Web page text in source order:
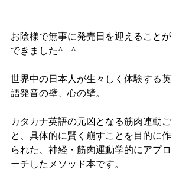
お陰様で無事に発売日を迎えることが
できました^ - ^
世界中の日本人が生々しく体験する英
語発音の壁、心の壁。
カタカナ英語の元凶となる筋肉連動ご
と、具体的に賢く崩すことを目的に作
られた、神経・筋肉運動学的にアプロ
ーチしたメソッド本です。